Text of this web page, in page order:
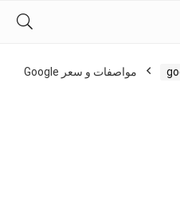
مواصفات و سعر Google